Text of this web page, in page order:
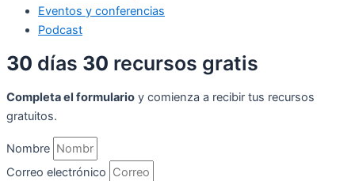
Eventos y conferencias
Podcast
30 días 30 recursos gratis
Completa el formulario y comienza a recibir tus recursos
gratuitos.
Nombre
Correo electrónico